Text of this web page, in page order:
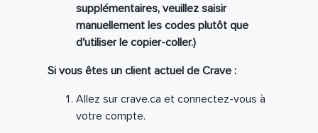
supplémentaires, veuillez saisir
manuellement les codes plutôt que
d'utiliser le copier-coller.)
Si vous êtes un client actuel de Crave :
Allez sur crave.ca et connectez-vous à
votre compte.